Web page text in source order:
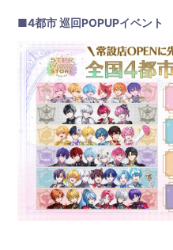
ラジオ
フォトギャラリー
Q&A
お手紙BOX
すとふぁみ占い
ふぁみくじ
■4都市 巡回POPUPイベント